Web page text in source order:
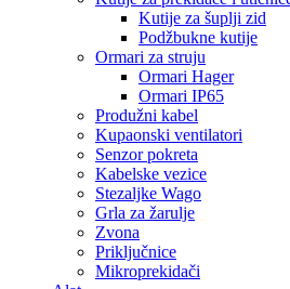
Kutije za šuplji zid
Podžbukne kutije
Ormari za struju
Ormari Hager
Ormari IP65
Produžni kabel
Kupaonski ventilatori
Senzor pokreta
Kabelske vezice
Stezaljke Wago
Grla za žarulje
Zvona
Priključnice
Mikroprekidači